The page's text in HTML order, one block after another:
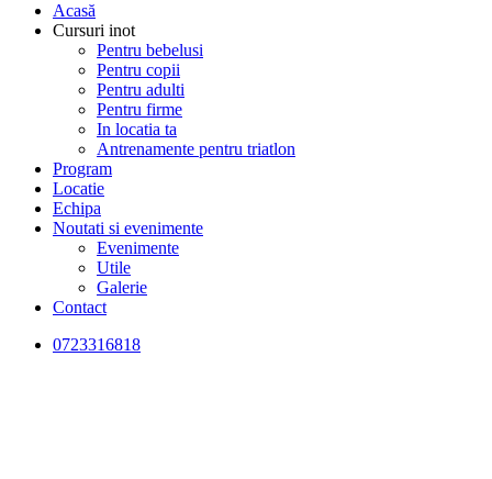
Acasă
Cursuri inot
Pentru bebelusi
Pentru copii
Pentru adulti
Pentru firme
In locatia ta
Antrenamente pentru triatlon
Program
Locatie
Echipa
Noutati si evenimente
Evenimente
Utile
Galerie
Contact
0723316818